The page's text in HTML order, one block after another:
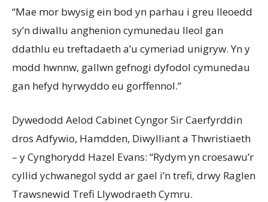
“Mae mor bwysig ein bod yn parhau i greu lleoedd
sy’n diwallu anghenion cymunedau lleol gan
ddathlu eu treftadaeth a’u cymeriad unigryw. Yn y
modd hwnnw, gallwn gefnogi dyfodol cymunedau
gan hefyd hyrwyddo eu gorffennol.”
Dywedodd Aelod Cabinet Cyngor Sir Caerfyrddin
dros Adfywio, Hamdden, Diwylliant a Thwristiaeth
– y Cynghorydd Hazel Evans: “Rydym yn croesawu’r
cyllid ychwanegol sydd ar gael i’n trefi, drwy Raglen
Trawsnewid Trefi Llywodraeth Cymru.